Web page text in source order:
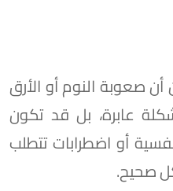
صعوبة النوم أو الأرق
عابرة، بل قد تكون
أو اضطرابات تتطلب
صحيح.